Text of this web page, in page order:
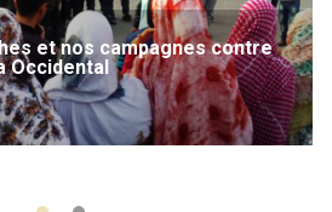
et nos campagnes contre
Occidental